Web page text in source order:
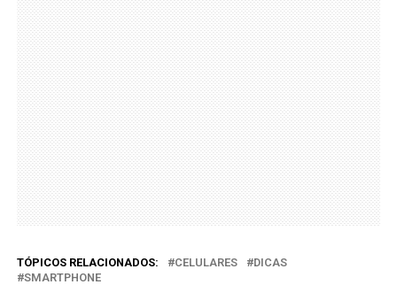
TÓPICOS RELACIONADOS: CELULARES
DICAS
SMARTPHONE